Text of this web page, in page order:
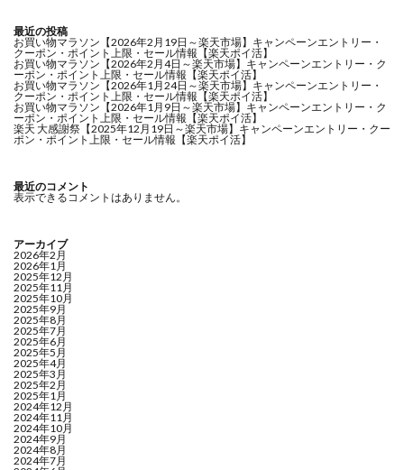
最近の投稿
お買い物マラソン【2026年2月19日～楽天市場】キャンペーンエントリー・
クーポン・ポイント上限・セール情報【楽天ポイ活】
お買い物マラソン【2026年2月4日～楽天市場】キャンペーンエントリー・ク
ーポン・ポイント上限・セール情報【楽天ポイ活】
お買い物マラソン【2026年1月24日～楽天市場】キャンペーンエントリー・
クーポン・ポイント上限・セール情報【楽天ポイ活】
お買い物マラソン【2026年1月9日～楽天市場】キャンペーンエントリー・ク
ーポン・ポイント上限・セール情報【楽天ポイ活】
楽天 大感謝祭【2025年12月19日～楽天市場】キャンペーンエントリー・クー
ポン・ポイント上限・セール情報【楽天ポイ活】
最近のコメント
表示できるコメントはありません。
アーカイブ
2026年2月
2026年1月
2025年12月
2025年11月
2025年10月
2025年9月
2025年8月
2025年7月
2025年6月
2025年5月
2025年4月
2025年3月
2025年2月
2025年1月
2024年12月
2024年11月
2024年10月
2024年9月
2024年8月
2024年7月